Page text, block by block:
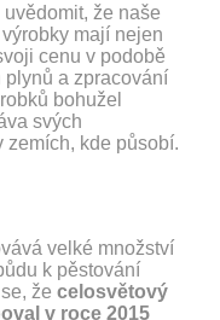
že naše
mají nejen
cenu v podobě
plynů a zpracování
bohužel
svých
zemích, kde působí.
velké množství
k pěstování
že celosvětový
v roce 2015